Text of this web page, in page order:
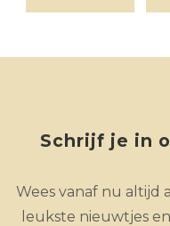
Schrijf je in
Wees vanaf nu altijd
leukste nieuwtjes